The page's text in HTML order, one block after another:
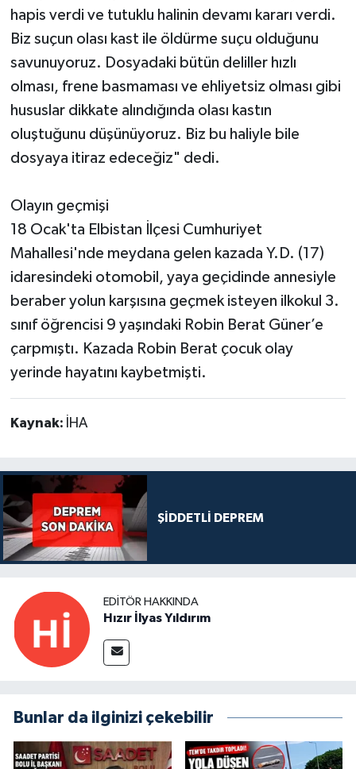
hapis verdi ve tutuklu halinin devamı kararı verdi.
Biz suçun olası kast ile öldürme suçu olduğunu
savunuyoruz. Dosyadaki bütün deliller hızlı
olması, frene basmaması ve ehliyetsiz olması gibi
hususlar dikkate alındığında olası kastın
oluştuğunu düşünüyoruz. Biz bu haliyle bile
dosyaya itiraz edeceğiz" dedi.
Olayın geçmişi
18 Ocak'ta Elbistan İlçesi Cumhuriyet
Mahallesi'nde meydana gelen kazada Y.D. (17)
idaresindeki otomobil, yaya geçidinde annesiyle
beraber yolun karşısına geçmek isteyen ilkokul 3.
sınıf öğrencisi 9 yaşındaki Robin Berat Güner’e
çarpmıştı. Kazada Robin Berat çocuk olay
yerinde hayatını kaybetmişti.
Kaynak: İHA
ŞİDDETLİ DEPREM
EDITÖR HAKKINDA
Hızır İlyas Yıldırım
Bunlar da ilginizi çekebilir